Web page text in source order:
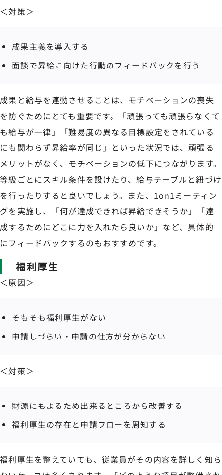
＜対策＞
成果主義を導入する
面談で昇給に向けた行動のフィードバックを行う
成果と給与を連動させることは、モチベーションの喪失
を防ぐためにとても重要です。「頑張っても頑張らなくて
も給与が一律」「難易度の異なる目標設定をされている
にも関わらず昇給率が同じ」といった状況では、頑張る
メリットがなく、モチベーションの低下につながります。
等級ごとにスキル条件を設けたり、給与テーブルと紐づけ
を行ったりすると良いでしょう。また、1on1ミーティン
グを実施し、「何が達成できれば昇給できそうか」「達
成するためにどこに力を入れたら良いか」など、具体的
にフィードバックするのもおすすめです。
福利厚生
＜原因＞
そもそも福利厚生がない
申請しづらい・申請の仕方が分からない
＜対策＞
財源にもよるため出来るところから改善する
福利厚生の存在と申請フローを周知する
福利厚生を整えていても、従業員がその内容を詳しく知ら